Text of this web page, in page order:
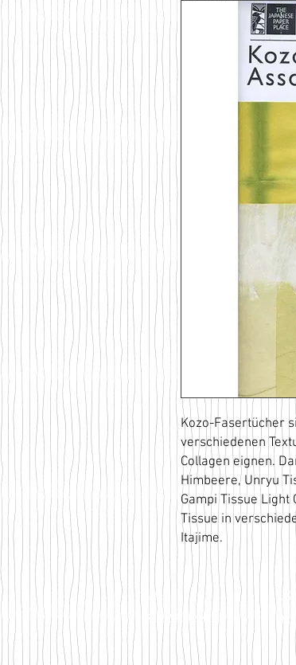
Kozo-Fasertücher
verschiedenen
Collagen eignen.
Himbeere, Unryu
Gampi Tissue Light
Tissue in
Itajime.
ÜBER
KONTAKT & KARTE
FAQs